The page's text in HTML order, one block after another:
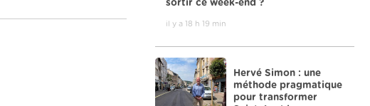
sortir ce week-end ?
il y a 18 h 19 min
Hervé Simon : une
méthode pragmatique
pour transformer